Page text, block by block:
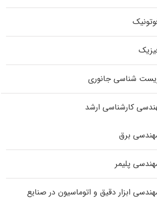
شناسی جانوری
کارشناسی ارشد
برق
پلیمر
ابزار دقیق و اتوماسیون در صنایع